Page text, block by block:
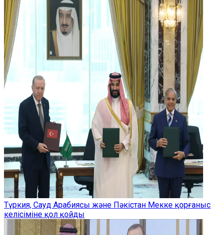
Түркия, Сауд Арабиясы және Пәкістан Мекке қорғаныс
келісіміне қол қойды